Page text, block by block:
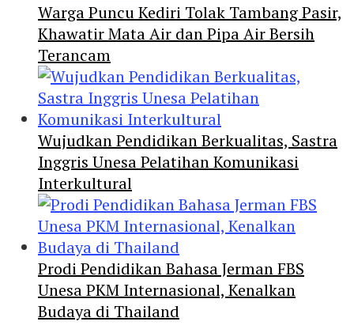
Warga Puncu Kediri Tolak Tambang Pasir,
Khawatir Mata Air dan Pipa Air Bersih
Terancam
Wujudkan Pendidikan Berkualitas, Sastra
Inggris Unesa Pelatihan Komunikasi
Interkultural
Prodi Pendidikan Bahasa Jerman FBS
Unesa PKM Internasional, Kenalkan
Budaya di Thailand